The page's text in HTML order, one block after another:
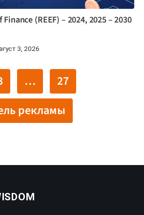
(REEF) – 2024, 2025 – 2030
3, 2026
…
27
рекламы